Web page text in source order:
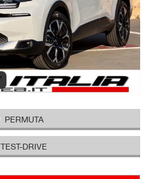
PERMUTA
TEST-DRIVE